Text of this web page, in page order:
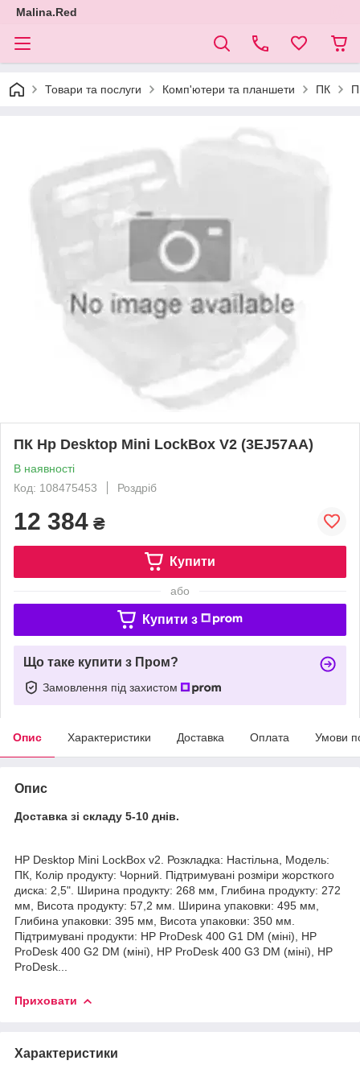
Malina.Red
Товари та послуги Комп'ютери та планшети ПК
ПК Hp Desktop Mini LockBox V2 (3EJ57AA)
В наявності
Код: 108475453
Роздріб
12 384 ₴
Купити
або
Купити з
Що таке купити з Пром?
Замовлення під захистом
Опис Характеристики Доставка Оплата Умови
Опис
Доставка зі складу 5-10 днів.
HP Desktop Mini LockBox v2. Розкладка: Настільна, Модель:
ПК, Колір продукту: Чорний. Підтримувані розміри жорсткого
диска: 2,5". Ширина продукту: 268 мм, Глибина продукту: 272
мм, Висота продукту: 57,2 мм. Ширина упаковки: 495 мм,
Глибина упаковки: 395 мм, Висота упаковки: 350 мм.
Підтримувані продукти: HP ProDesk 400 G1 DM (міні), HP
ProDesk 400 G2 DM (міні), HP ProDesk 400 G3 DM (міні), HP
ProDesk...
Приховати
Характеристики